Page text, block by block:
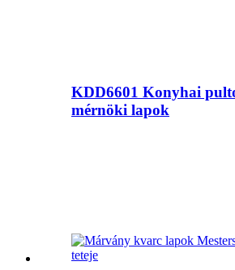
KDD6601 Konyhai
mérnöki lapok